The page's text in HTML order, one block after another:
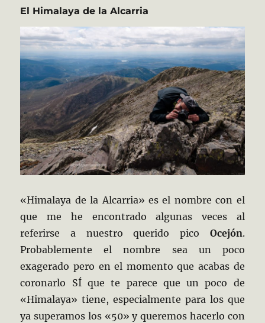
El Himalaya de la Alcarria
«Himalaya de la Alcarria» es el nombre con el
que me he encontrado algunas veces al
referirse a nuestro querido pico Ocejón.
Probablemente el nombre sea un poco
exagerado pero en el momento que acabas de
coronarlo SÍ que te parece que un poco de
«Himalaya» tiene, especialmente para los que
ya superamos los «50» y queremos hacerlo con